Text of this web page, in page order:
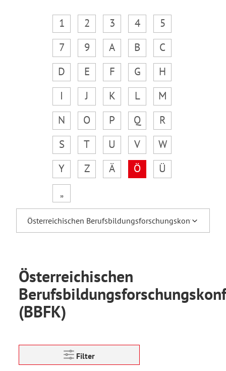
1 2 3 4
5
7
9 A B
C
D
E F G
H
I
J K L
M
N
O P Q
R
S
T U V
W
Y
Z Ä Ö
Ü
„
Österreichischen
(BBFK)
Filter